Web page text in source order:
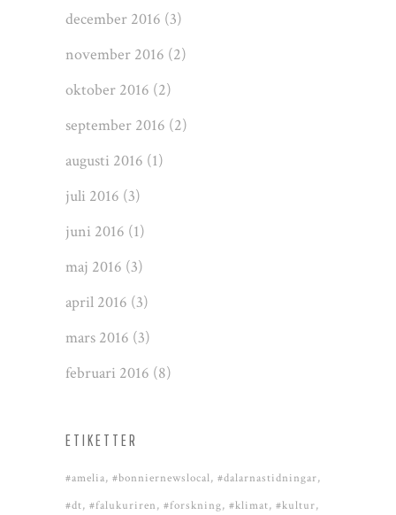
december 2016 (3)
november 2016 (2)
oktober 2016 (2)
september 2016 (2)
augusti 2016 (1)
juli 2016 (3)
juni 2016 (1)
maj 2016 (3)
april 2016 (3)
mars 2016 (3)
februari 2016 (8)
ETIKETTER
#amelia #bonniernewslocal #dalarnastidningar
#dt #falukuriren #forskning #klimat #kultur